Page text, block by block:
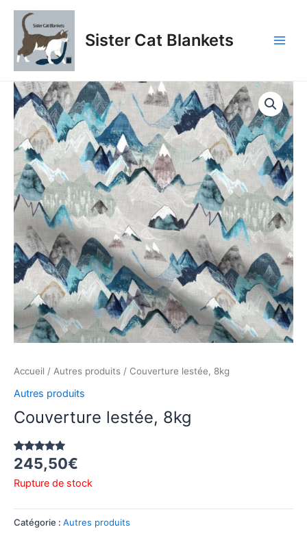
Aller
contenu
Sister Cat Blankets
Accueil / Autres produits / Couverture lestée, 8kg
Autres produits
Couverture lestée, 8kg
Noté5.00
sur 5
basé sur
1
notation
245,50€
Rupture de stock
Catégorie : Autres produits